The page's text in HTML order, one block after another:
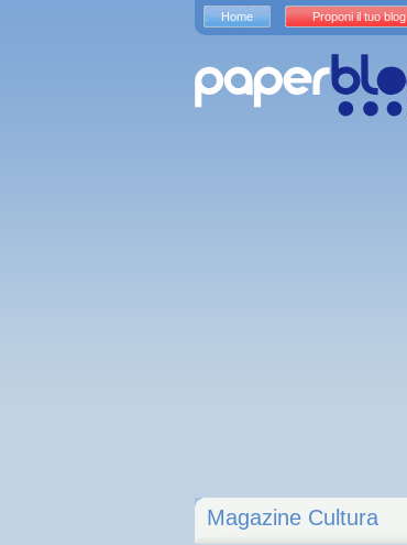
Magazine Cultura
Home Proponi il tuo blog